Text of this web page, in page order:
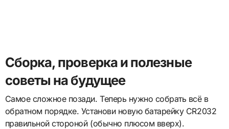
Сборка, проверка и полезные
советы на будущее
Самое сложное позади. Теперь нужно собрать всё в
обратном порядке. Установи новую батарейку CR2032
правильной стороной (обычно плюсом вверх).